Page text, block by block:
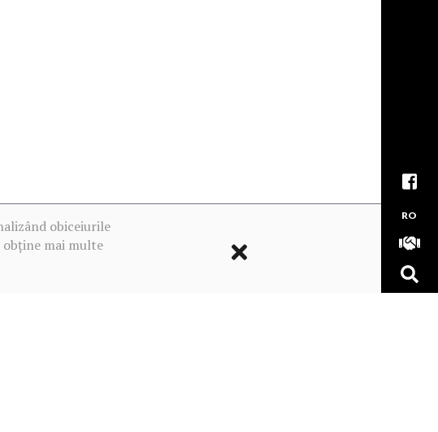
RO
obiceiurile
obține mai multe